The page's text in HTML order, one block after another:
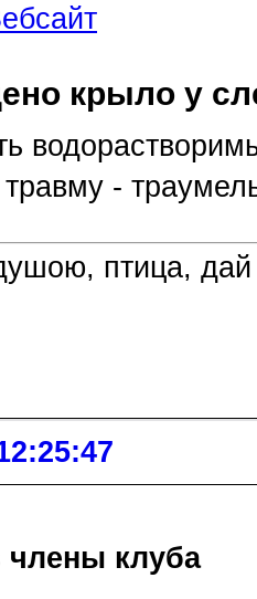
крыло у
-
птица,
члены клуба